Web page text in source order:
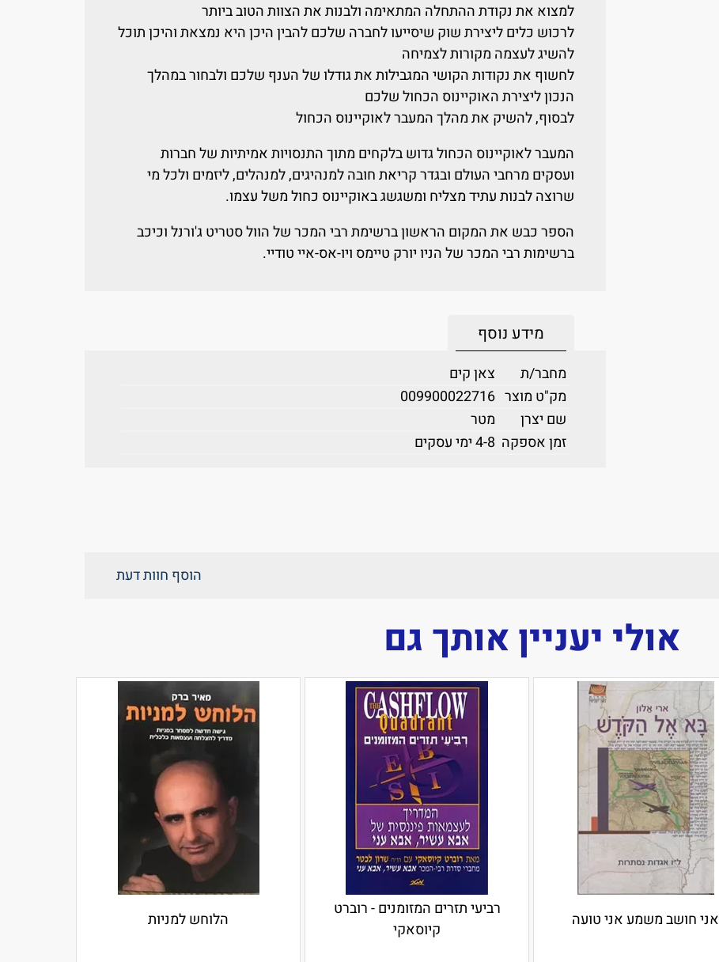
למצוא את נקודת ההתחלה המתאימה ולבנות את הצוות הטוב ביותר
לרכוש כלים ליצירת שוק שיסייעו לחברה שלכם להבין היכן היא נמצאת והיכן תוכל
להשיג לעצמה מקורות לצמיחה
לחשוף את נקודות הקושי המגבילות את גודלו של הענף שלכם ולבחור במהלך
הנכון ליצירת האוקיינוס הכחול שלכם
לבסוף, להשיק את מהלך המעבר לאוקיינוס הכחול
המעבר לאוקיינוס הכחול גדוש בלקחים מתוך התנסויות אמיתיות של חברות
ועסקים מרחבי העולם ובגדר קריאת חובה למנהיגים, למנהלים, ליזמים ולכל מי
שרוצה לבנות עתיד מצליח ומשגשג באוקיינוס כחול משל עצמו.
הספר כבש את המקום הראשון ברשימת רבי המכר של הוול סטריט ג'ורנל וכיכב
ברשימות רבי המכר של הניו יורק טיימס ויו-אס-איי טודיי.
מידע נוסף
מחבר/ת
צאן קים
מק"ט מוצר 009900022716
שם יצרן
מטר
זמן אספקה 4-8 ימי עסקים
הוסף חוות דעת
אולי יעניין אותך גם
אני חושב משמע אני טועה
רביעי תזרים המזומנים - רוברט
קיוסאקי
הלוחש למניות